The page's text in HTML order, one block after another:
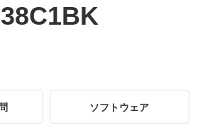
ソフトウェア